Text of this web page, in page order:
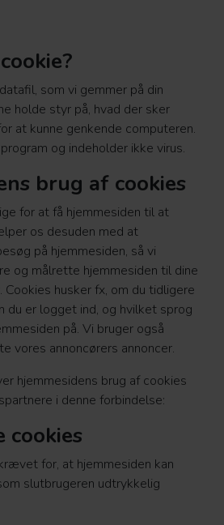
som vi gemmer på din
holde styr på, hvad der sker
at kunne genkende computeren.
og indeholder ikke virus.
brug af cookies
for at få hjemmesiden til at
os desuden med at
på hjemmesiden, så vi
og målrette hjemmesiden til dine
husker fx, om du tidligere
du er logget ind, og hvilket sprog
på. Vi bruger også
vores annoncørers annoncer.
hjemmesidens brug af cookies
i denne forbindelse:
cookies
for, at hjemmesiden kan
slutbrugeren udtrykkelig